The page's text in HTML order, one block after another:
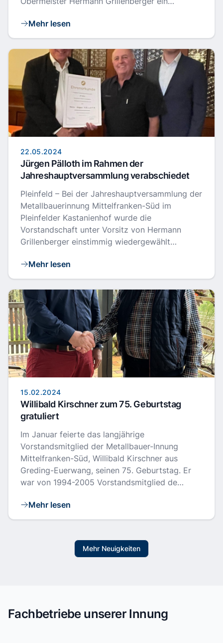
Mehr lesen
22.05.2024
Jürgen Pälloth im Rahmen der
Jahreshauptversammlung verabschiedet
Pleinfeld – Bei der Jahreshauptversammlung der
Metallbauerinnung Mittelfranken-Süd im
Pleinfelder Kastanienhof wurde die
Vorstandschaft unter Vorsitz von Hermann
Grillenberger einstimmig wiedergewählt…
Mehr lesen
15.02.2024
Willibald Kirschner zum 75. Geburtstag
gratuliert
Im Januar feierte das langjährige
Vorstandsmitglied der Metallbauer-Innung
Mittelfranken-Süd, Willibald Kirschner aus
Greding-Euerwang, seinen 75. Geburtstag. Er
war von 1994-2005 Vorstandsmitglied de…
Mehr lesen
Mehr Neuigkeiten
Fachbetriebe unserer Innung